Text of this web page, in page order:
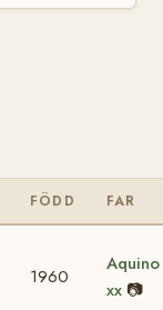
FÖDD FAR
1960
xx 📷